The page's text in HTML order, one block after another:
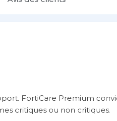
FortiCare Premium
critiques ou non critiques.